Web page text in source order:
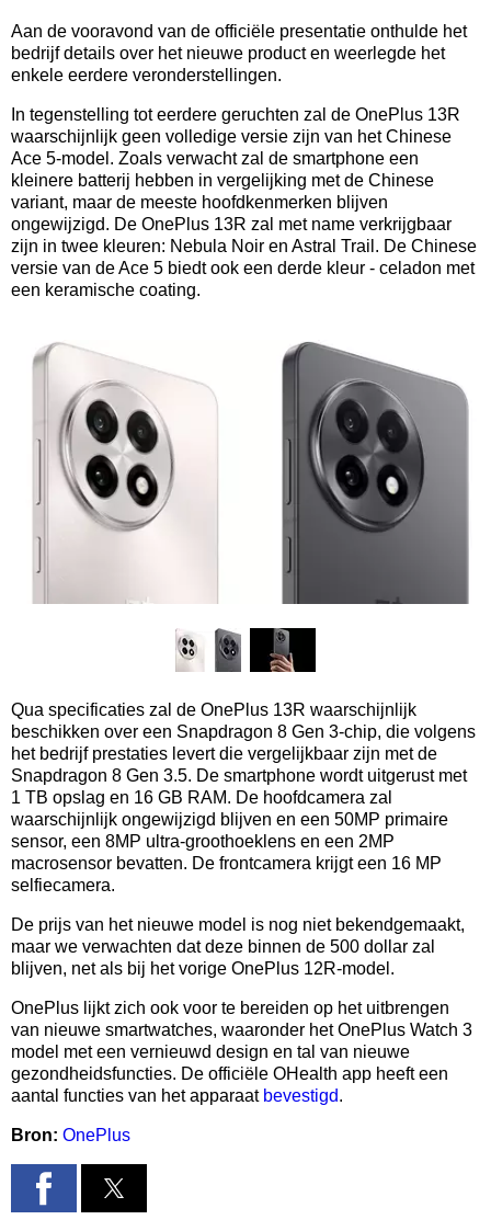
Aan de vooravond van de officiële presentatie onthulde het
bedrijf details over het nieuwe product en weerlegde het
enkele eerdere veronderstellingen.
In tegenstelling tot eerdere geruchten zal de OnePlus 13R
waarschijnlijk geen volledige versie zijn van het Chinese
Ace 5-model. Zoals verwacht zal de smartphone een
kleinere batterij hebben in vergelijking met de Chinese
variant, maar de meeste hoofdkenmerken blijven
ongewijzigd. De OnePlus 13R zal met name verkrijgbaar
zijn in twee kleuren: Nebula Noir en Astral Trail. De Chinese
versie van de Ace 5 biedt ook een derde kleur - celadon met
een keramische coating.
Qua specificaties zal de OnePlus 13R waarschijnlijk
beschikken over een Snapdragon 8 Gen 3-chip, die volgens
het bedrijf prestaties levert die vergelijkbaar zijn met de
Snapdragon 8 Gen 3.5. De smartphone wordt uitgerust met
1 TB opslag en 16 GB RAM. De hoofdcamera zal
waarschijnlijk ongewijzigd blijven en een 50MP primaire
sensor, een 8MP ultra-groothoeklens en een 2MP
macrosensor bevatten. De frontcamera krijgt een 16 MP
selfiecamera.
De prijs van het nieuwe model is nog niet bekendgemaakt,
maar we verwachten dat deze binnen de 500 dollar zal
blijven, net als bij het vorige OnePlus 12R-model.
OnePlus lijkt zich ook voor te bereiden op het uitbrengen
van nieuwe smartwatches, waaronder het OnePlus Watch 3
model met een vernieuwd design en tal van nieuwe
gezondheidsfuncties. De officiële OHealth app heeft een
aantal functies van het apparaat bevestigd.
Bron: OnePlus